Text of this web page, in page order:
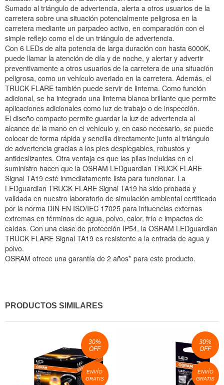
Sumado al triángulo de advertencia, alerta a otros usuarios de la
carretera sobre una situación potencialmente peligrosa en la
carretera mediante un parpadeo activo, en comparación con el
simple reflejo como el de un triángulo de advertencia.
Con 6 LEDs de alta potencia de larga duración con hasta 6000K,
puede llamar la atención de día y de noche, y alertar y advertir
preventivamente a otros usuarios de la carretera de una situación
peligrosa, como un vehículo averiado en la carretera. Además, el
TRUCK FLARE también puede servir de linterna. Como función
adicional, se ha integrado una linterna blanca brillante que permite
aplicaciones adicionales como luz de trabajo o de inspección.
El diseño compacto permite guardar la luz de advertencia al
alcance de la mano en el vehículo y, en caso necesario, se puede
colocar de forma rápida y sencilla directamente junto al triángulo
de advertencia gracias a los pies desplegables, robustos y
antideslizantes. Otra ventaja es que las pilas incluidas en el
suministro hacen que la OSRAM LEDguardian TRUCK FLARE
Signal TA19 esté inmediatamente lista para funcionar. La
LEDguardian TRUCK FLARE Signal TA19 ha sido probada y
validada en nuestro laboratorio de simulación ambiental certificado
por la norma DIN EN ISO/IEC 17025 para influencias externas
extremas en términos de agua, polvo, calor, frío e impactos de
caídas. Con una clase de protección IP54, la OSRAM LEDguardian
TRUCK FLARE Signal TA19 es resistente a la entrada de agua y
polvo.
OSRAM ofrece una garantía de 2 años* para este producto.
PRODUCTOS SIMILARES
30%
OFF
ENVÍO
GRATIS
30%
OFF
ENVÍO
GRATIS